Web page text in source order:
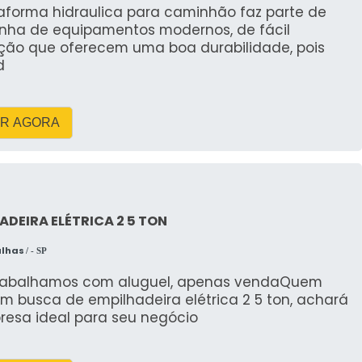
para obras e indústrias
auxiliares
reduzir mobilização e custos operacionais em
quilômetro e disponibilidade da frota antes de
E CAPACIDADES:
E MATERIAIS
em Porto União: identificação dos modelos de
e materiais auxiliares, com aplicações
pesado.
braço e acessórios para
hidraulica para caminhão faz parte de
de equipamentos modernos, de fácil
que oferecem uma boa durabilidade, pois
AGORA
ELÉTRICA 2 5 TON
/ - SP
com aluguel, apenas vendaQuem
busca de empilhadeira elétrica 2 5 ton, achará
ideal para seu negócio